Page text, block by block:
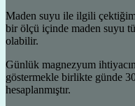
Maden suyu ile ilgili
bir ölçü içinde maden suyu
olabilir.
Günlük magnezyum
göstermekle birlikte günde
hesaplanmıştır.